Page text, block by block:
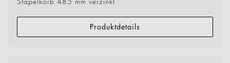
Produktdetails